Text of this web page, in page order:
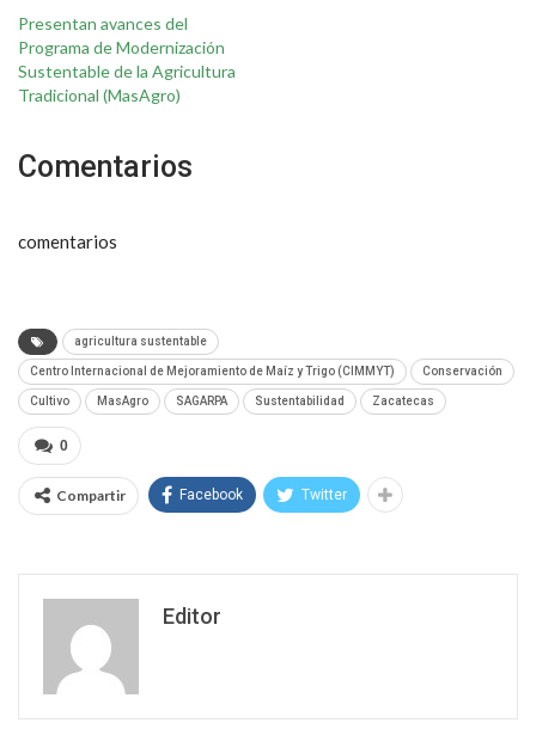
Presentan avances del
Programa de Modernización
Sustentable de la Agricultura
Tradicional (MasAgro)
Comentarios
comentarios
agricultura sustentable
Centro Internacional de Mejoramiento de Maíz y Trigo (CIMMYT) Conservación
Cultivo MasAgro SAGARPA Sustentabilidad Zacatecas
0
Compartir Facebook Twitter
Editor